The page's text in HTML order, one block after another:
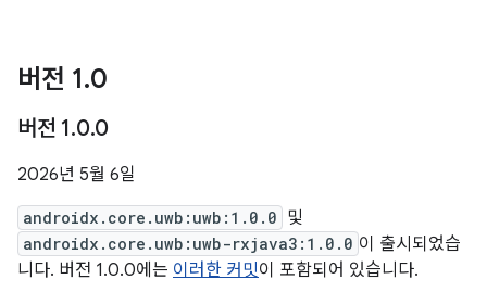
버전 1.0
버전 1.0.0
2026년 5월 6일
androidx.core.uwb:uwb:1.0.0 및
androidx.core.uwb:uwb-rxjava3:1.0.0 이 출시되었습
니다. 버전 1.0.0에는 이러한 커밋이 포함되어 있습니다.